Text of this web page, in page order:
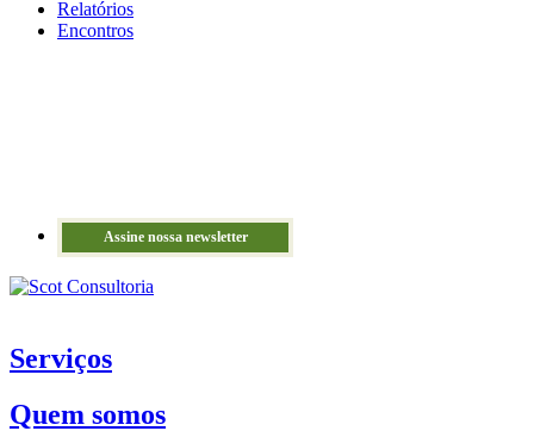
Relatórios
Encontros
Assine nossa newsletter
Serviços
Quem somos